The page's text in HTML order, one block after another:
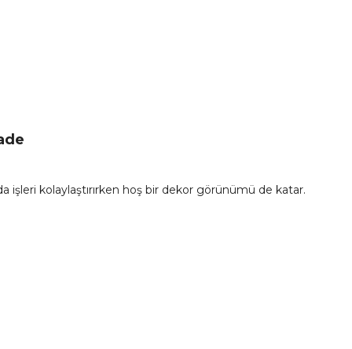
işleri kolaylaştırırken hoş bir dekor görünümü de katar.